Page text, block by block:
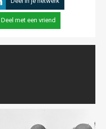
Deel met een vriend